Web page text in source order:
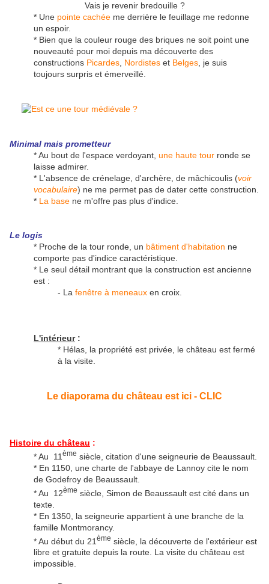
Vais je revenir bredouille ?
* Une pointe cachée me derrière le feuillage me redonne
un espoir.
* Bien que la couleur rouge des briques ne soit point une
nouveauté pour moi depuis ma découverte des
constructions Picardes Nordistes et Belges , je suis
toujours surpris et émerveillé.
Minimal mais prometteur
* Au bout de l'espace verdoyant, une haute tour ronde se
laisse admirer.
* L'absence de crénelage, d'archère, de mâchicoulis (voir
vocabulaire) ne me permet pas de dater cette construction.
* La base ne m'offre pas plus d'indice.
Le logis
* Proche de la tour ronde, un bâtiment d'habitation ne
comporte pas d'indice caractéristique.
* Le seul détail montrant que la construction est ancienne
est :
- La fenêtre à meneaux en croix.
L'intérieur:
* Hélas, la propriété est privée, le château est fermé
à la visite.
Le diaporama du château est ici - CLIC
Histoire du château :
* Au 11 ème siècle, citation d'une seigneurie de Beaussault.
* En 1150, une charte de l'abbaye de Lannoy cite le nom
de Godefroy de Beaussault.
* Au 12ème siècle, Simon de Beaussault est cité dans un
texte.
* En 1350, la seigneurie appartient à une branche de la
famille Montmorancy.
* Au début du 21 ème siècle, la découverte de l'extérieur est
libre et gratuite depuis la route. La visite du château est
impossible.